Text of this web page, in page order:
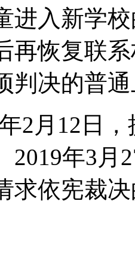
进入新学
再恢复联
判决的普
2月12日
2019年3月
求依宪裁